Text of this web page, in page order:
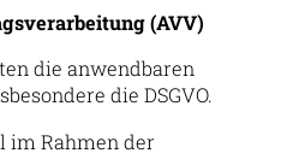
(AVV)
die anwendbaren
die DSGVO.
im Rahmen der